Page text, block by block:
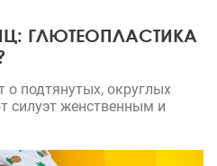
ГЛЮТЕОПЛАСТИКА
подтянутых, округлых
силуэт женственным и